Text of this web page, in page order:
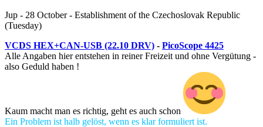
Jup - 28 October - Establishment of the Czechoslovak Republic
(Tuesday)
VCDS HEX+CAN-USB (22.10 DRV) - PicoScope 4425
Alle Angaben hier entstehen in reiner Freizeit und ohne Vergütung -
also Geduld haben !
Kaum macht man es richtig, geht es auch schon
Ein Problem ist halb gelöst, wenn es klar formuliert ist.